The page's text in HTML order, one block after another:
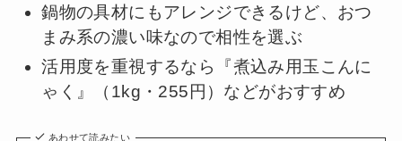
鍋物の具材にもアレンジできるけど、おつ
まみ系の濃い味なので相性を選ぶ
活用度を重視するなら『煮込み用玉こんに
ゃく』（1kg・255円）などがおすすめ
あわせて読みたい